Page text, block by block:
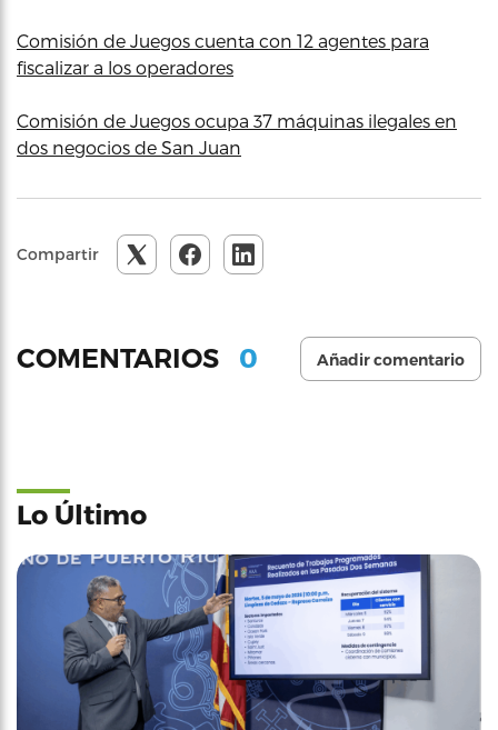
Comisión de Juegos cuenta con 12 agentes para
fiscalizar a los operadores
Comisión de Juegos ocupa 37 máquinas ilegales en
dos negocios de San Juan
Compartir
COMENTARIOS 0 Añadir comentario
Lo Último